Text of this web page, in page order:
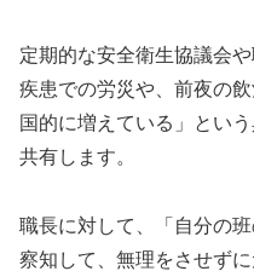
定期的な安全衛生協議会
疾患での労災や、前夜の
国的に増えている」とい
共有します。
職長に対して、「自分の
察知して、無理をさせず